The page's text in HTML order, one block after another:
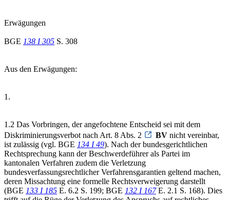
Erwägungen
BGE 138 I 305 S. 308
Aus den Erwägungen:
1.
1.2 Das Vorbringen, der angefochtene Entscheid sei mit dem
Diskriminierungsverbot nach Art. 8 Abs. 2
BV nicht vereinbar,
ist zulässig (vgl. BGE 134 I 49). Nach der bundesgerichtlichen
Rechtsprechung kann der Beschwerdeführer als Partei im
kantonalen Verfahren zudem die Verletzung
bundesverfassungsrechtlicher Verfahrensgarantien geltend machen,
deren Missachtung eine formelle Rechtsverweigerung darstellt
(BGE 133 I 185 E. 6.2 S. 199; BGE 132 I 167E. 2.1 S. 168). Dies